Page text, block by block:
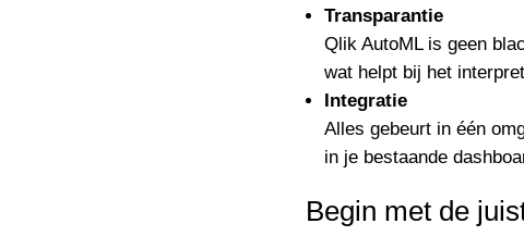
Transparantie
Qlik AutoML is geen
wat helpt bij het
Integratie
Alles gebeurt in één
in je bestaande
Begin met de